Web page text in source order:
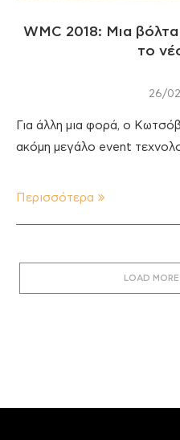
WMC 2018: Μια
το
26/
Για άλλη μια φορά, ο
ακόμη μεγάλο event
Περισσότερα
LOAD